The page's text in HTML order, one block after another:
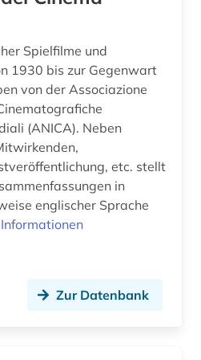
Spielfilme und
1930 bis zur Gegenwart
Associazione
Neben
etc. stellt
in
englischer Sprache
Zur Datenbank